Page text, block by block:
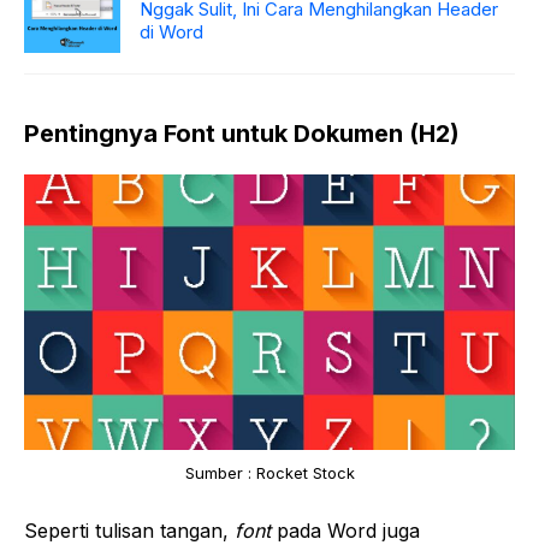
Nggak Sulit, Ini Cara Menghilangkan Header
di Word
Pentingnya Font untuk Dokumen (H2)
Sumber : Rocket Stock
Seperti tulisan tangan, font pada Word juga